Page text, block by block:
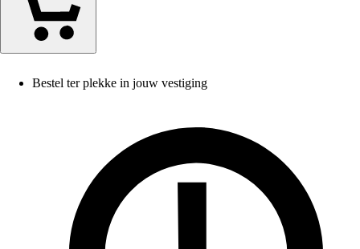
Bestel ter plekke in jouw vestiging